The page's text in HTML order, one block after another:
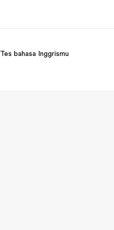
Tes bahasa Inggrismu